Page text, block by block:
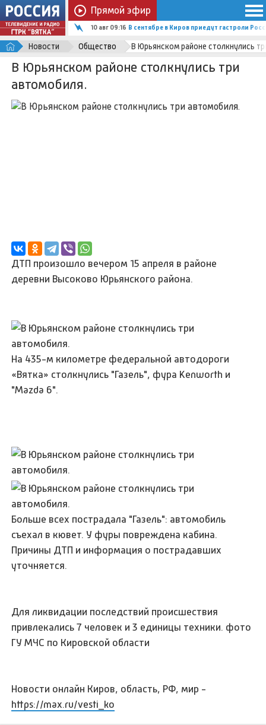
Прямой эфир
10 авг 09:16 В сентябре в Киров приедут гастроли
Новости Общество В Юрьянском районе столкнулись
В Юрьянском районе столкнулись три
автомобиля.
ДТП произошло вечером 15 апреля в районе
деревни Высоково Юрьянского района.
На 435-м километре федеральной автодороги
«Вятка» столкнулись "Газель", фура Kenworth и
"Mazda 6".
Больше всех пострадала "Газель": автомобиль
съехал в кювет. У фуры повреждена кабина.
Причины ДТП и информация о пострадавших
уточняется.
Для ликвидации последствий происшествия
привлекались 7 человек и 3 единицы техники. фото
ГУ МЧС по Кировской области
Новости онлайн Киров, область, РФ, мир -
https://max.ru/vesti_ko